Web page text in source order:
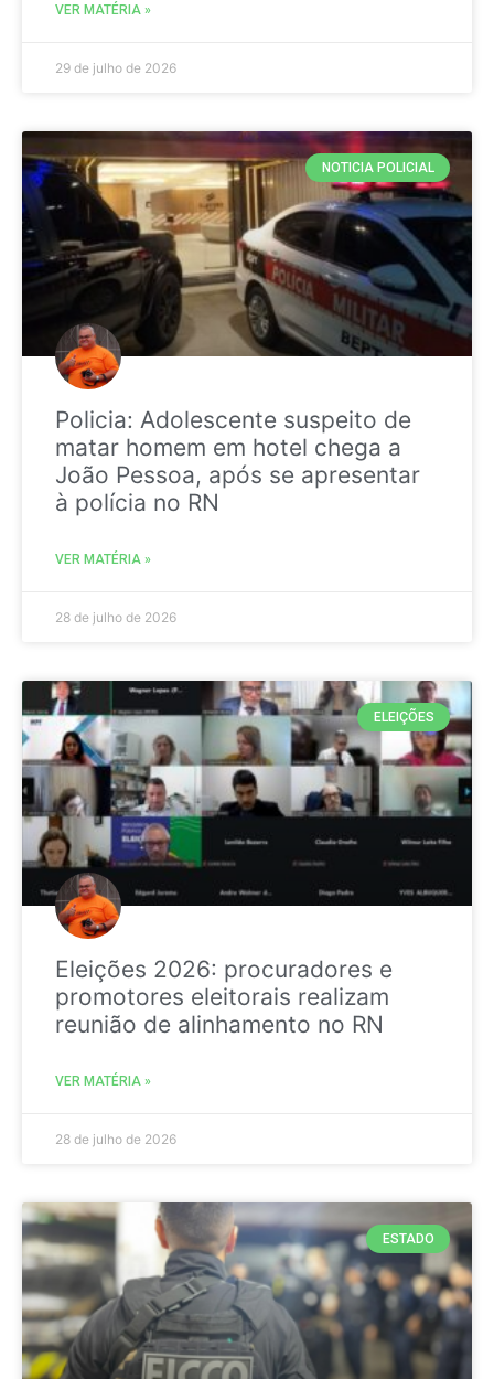
VER MATÉRIA »
29 de julho de 2026
NOTICIA POLICIAL
Policia: Adolescente suspeito de
matar homem em hotel chega a
João Pessoa, após se apresentar
à polícia no RN
VER MATÉRIA »
28 de julho de 2026
ELEIÇÕES
Eleições 2026: procuradores e
promotores eleitorais realizam
reunião de alinhamento no RN
VER MATÉRIA »
28 de julho de 2026
ESTADO